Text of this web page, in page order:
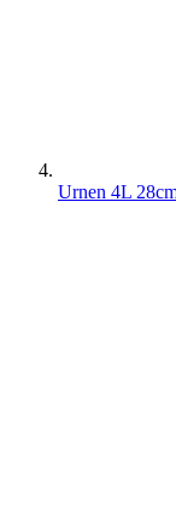
Urnen 4L